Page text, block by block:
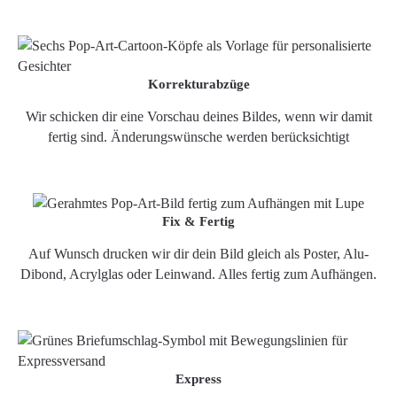
Korrekturabzüge
Wir schicken dir eine Vorschau deines Bildes, wenn wir damit
fertig sind. Änderungswünsche werden berücksichtigt
Fix & Fertig
Auf Wunsch drucken wir dir dein Bild gleich als Poster, Alu-
Dibond, Acrylglas oder Leinwand. Alles fertig zum Aufhängen.
Express